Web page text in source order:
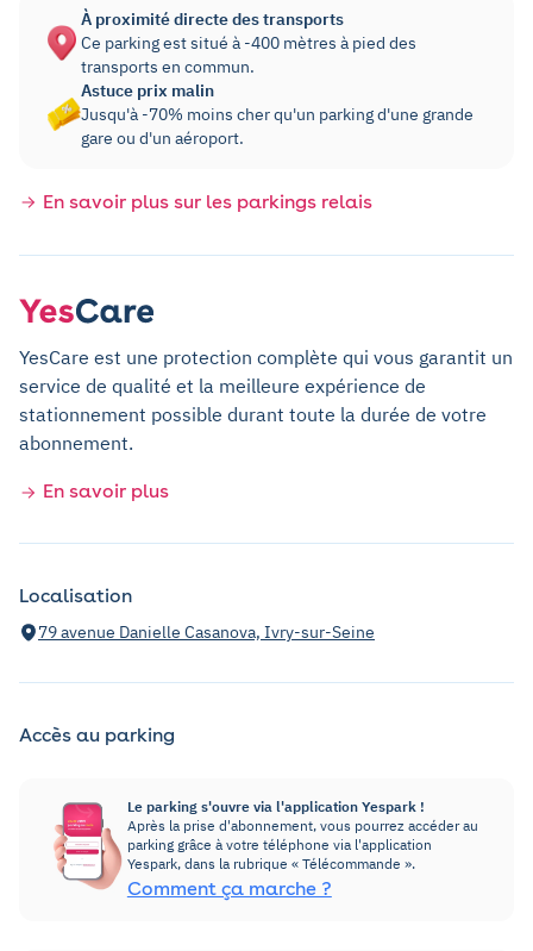
À proximité directe des transports
Ce parking est situé à -400 mètres à pied des
transports en commun.
Astuce prix malin
Jusqu'à -70% moins cher qu'un parking d'une grande
gare ou d'un aéroport.
En savoir plus sur les parkings relais
YesCare est une protection complète qui vous garantit un
service de qualité et la meilleure expérience de
stationnement possible durant toute la durée de votre
abonnement.
En savoir plus
Localisation
79 avenue Danielle Casanova, Ivry-sur-Seine
Accès au parking
Le parking s'ouvre via l'application Yespark !
Après la prise d'abonnement, vous pourrez accéder au
parking grâce à votre téléphone via l'application
Yespark, dans la rubrique « Télécommande ».
Comment ça marche ?